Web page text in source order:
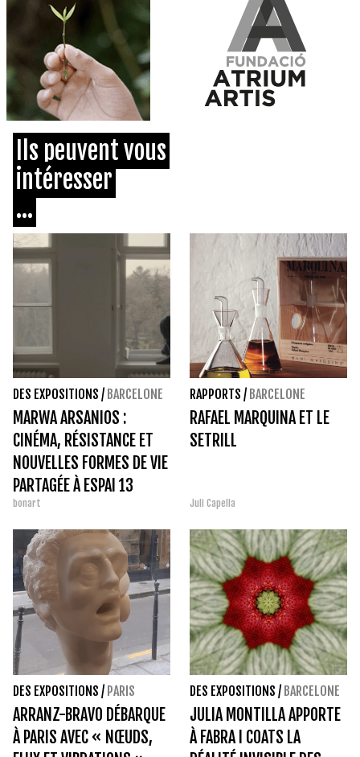
Ils peuvent vous
intéresser
...
DES EXPOSITIONS / BARCELONE
MARWA ARSANIOS :
CINÉMA, RÉSISTANCE ET
NOUVELLES FORMES DE VIE
PARTAGÉE À ESPAI 13
bonart
RAPPORTS / BARCELONE
RAFAEL MARQUINA ET LE
SETRILL
Juli Capella
DES EXPOSITIONS / PARIS
ARRANZ-BRAVO DÉBARQUE
À PARIS AVEC « NŒUDS,
DES EXPOSITIONS / BARCELONE
JULIA MONTILLA APPORTE
À FABRA I COATS LA